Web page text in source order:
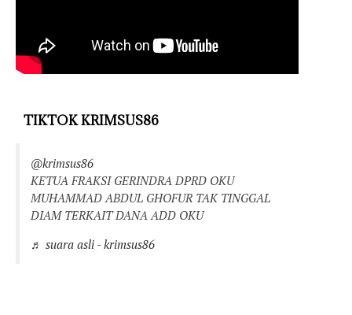
TIKTOK KRIMSUS86
@krimsus86
KETUA FRAKSI GERINDRA DPRD OKU
MUHAMMAD ABDUL GHOFUR TAK TINGGAL
DIAM TERKAIT DANA ADD OKU
♬ suara asli - krimsus86